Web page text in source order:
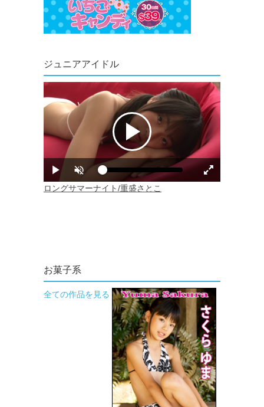
ジュニアアイドル
お菓子系
全ての作品を見る